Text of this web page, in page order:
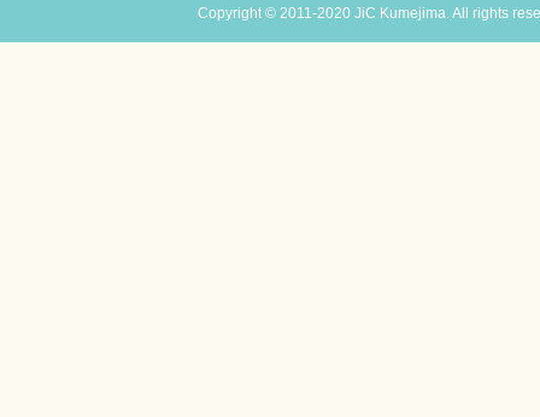
Copyright © 2011-2020 JiC Kumejima. All rights